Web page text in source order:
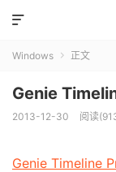

Windows  正文
Genie
2013-12-30 阅读
Genie Timeline